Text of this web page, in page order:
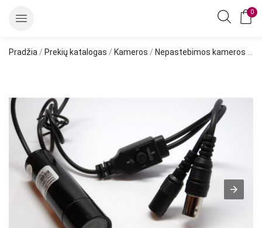
0
Pradžia / Prekių katalogas / Kameros / Nepastebimos kameros